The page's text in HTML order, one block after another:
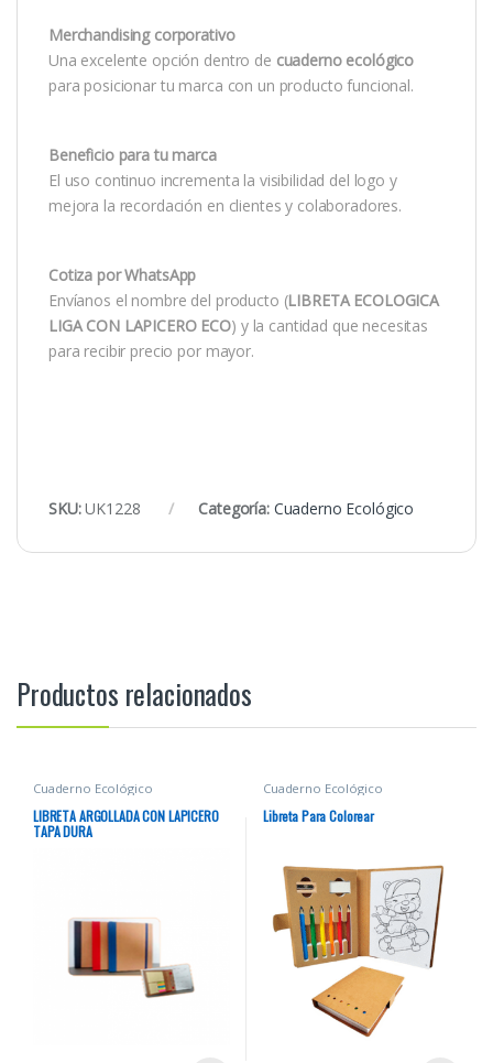
Merchandising corporativo
Una excelente opción dentro de cuaderno ecológico
para posicionar tu marca con un producto funcional.
Beneficio para tu marca
El uso continuo incrementa la visibilidad del logo y
mejora la recordación en clientes y colaboradores.
Cotiza por WhatsApp
Envíanos el nombre del producto (LIBRETA ECOLOGICA
LIGA CON LAPICERO ECO) y la cantidad que necesitas
para recibir precio por mayor.
SKU:UK1228 Categoría: Cuaderno Ecológico
Productos relacionados
Cuaderno Ecológico
LIBRETA ARGOLLADA CON LAPICERO
TAPA DURA
Cuaderno Ecológico
Libreta Para Colorear